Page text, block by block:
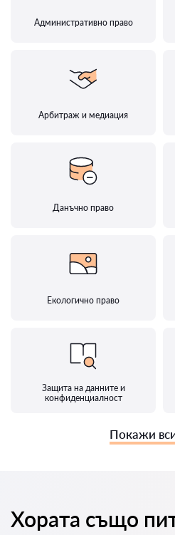
Административно право
Арбитраж и медиация
Данъчно право
Екологично право
Защита на данните и
конфиденциалност
Покажи
Хората също